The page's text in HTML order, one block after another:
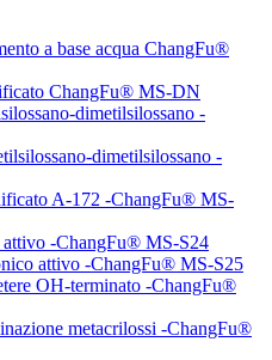
a base acqua ChangFu®
ChangFu® MS-DN
dimetilsilossano -
dimetilsilossano -
A-172 -ChangFu® MS-
-ChangFu® MS-S24
attivo -ChangFu® MS-S25
OH-terminato -ChangFu®
metacrilossi -ChangFu®